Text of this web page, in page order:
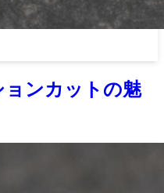
ンカットの魅